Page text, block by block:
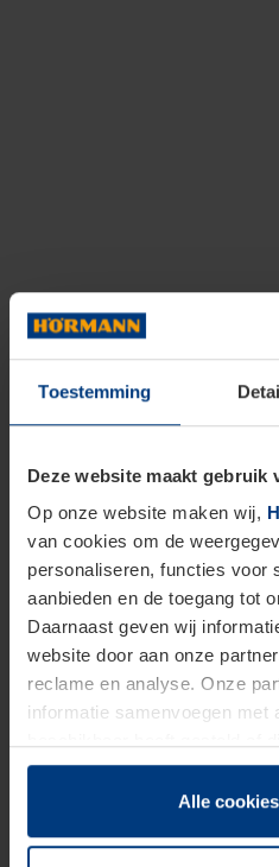
Toestemming
Deze website maakt gebruik
Op onze website maken wij,
van cookies om de
personaliseren, functies voor
aanbieden en de toegang tot
Daarnaast geven wij
website door aan onze
reclame en analyse. Onze
informatie samenvoegen met
hun diensten hebben
Juridisch hebben wij het
van deze pagina's absoluut
Alle